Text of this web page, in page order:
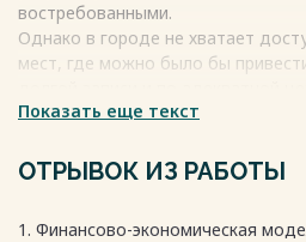
востребованными.
Однако в городе не хватает
мест, где можно было бы
жалуются на отсутствие салонов
домашними животными.
Показать еще текст
ОТРЫВОК ИЗ РАБОТЫ
1. Финансово-экономическая